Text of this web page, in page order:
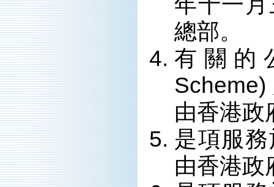
總部。
有關的
由香港政
是項服
由香港政